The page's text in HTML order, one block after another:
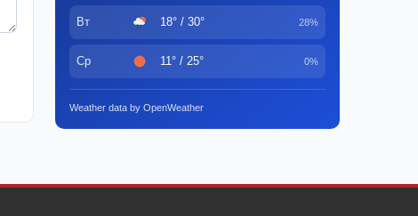
Вт 18° / 30° 28%
Ср 11° / 25° 0%
Weather data by OpenWeather